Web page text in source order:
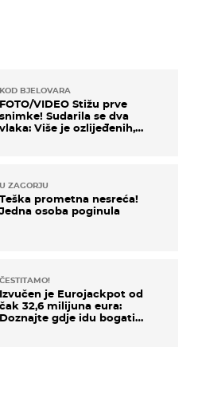
KOD BJELOVARA
FOTO/VIDEO Stižu prve
snimke! Sudarila se dva
vlaka: Više je ozlijeđenih,
U ZAGORJU
Teška prometna nesreća!
Jedna osoba poginula
ČESTITAMO!
Izvučen je Eurojackpot od
čak 32,6 milijuna eura:
Doznajte gdje idu bogati